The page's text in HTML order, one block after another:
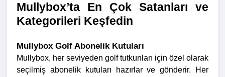
Mullybox’ta En Çok Satanları ve
Kategorileri Keşfedin
Mullybox Golf Abonelik Kutuları
Mullybox, her seviyeden golf tutkunları için özel olarak
seçilmiş abonelik kutuları hazırlar ve gönderir. Her